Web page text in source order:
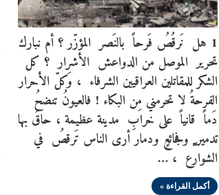
1 هل نَرقُصُ فَرحاً بالنَصر المؤزّر ؟ أم نبارك
تحرير الموصل من الدواعش الأشرار ؟ كل
الشكر للمقاتلين العراقيين الشرفاء ، وَكلّ الأحرار
الفرحةُ لا تحرمني مِن البكاء ! فالعيونُ تنضحُ
دَماً قانياً على خرابِ مدينة عظيمة ، حاقَ بها
تدمير ٍ وفجائعٍ ودمار أرى الناس تَرقصُ في
الشوارع ، …
أكمل القراءة »